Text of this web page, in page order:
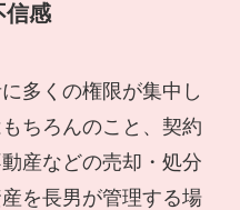
信感
多くの権限が集中し
ちろんのこと、契約
産などの売却・処分
を長男が管理する場